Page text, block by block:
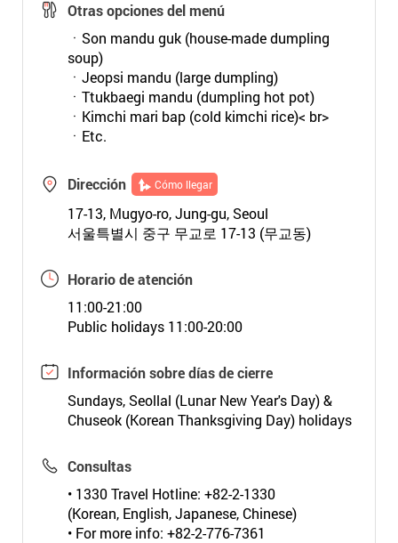
Otras opciones del menú
ㆍSon mandu guk (house-made dumpling
soup)
ㆍJeopsi mandu (large dumpling)
ㆍTtukbaegi mandu (dumpling hot pot)
ㆍKimchi mari bap (cold kimchi rice)< br>
ㆍEtc.
Dirección Cómo llegar
17-13, Mugyo-ro, Jung-gu, Seoul
서울특별시 중구 무교로 17-13 (무교동)
Horario de atención
11:00-21:00
Public holidays 11:00-20:00
Información sobre días de cierre
Sundays, Seollal (Lunar New Year's Day) &
Chuseok (Korean Thanksgiving Day) holidays
Consultas
• 1330 Travel Hotline: +82-2-1330
(Korean, English, Japanese, Chinese)
• For more info: +82-2-776-7361